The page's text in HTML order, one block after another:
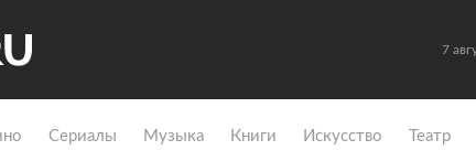
7
Сериалы Музыка Книги Искусство Театр